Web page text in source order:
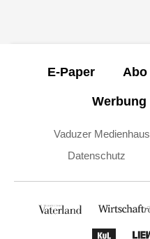
E-Paper Abo
Werbung
Vaduzer Medienhaus
Datenschutz